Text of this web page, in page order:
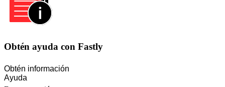
Obtén ayuda con Fastly
Obtén información
Ayuda